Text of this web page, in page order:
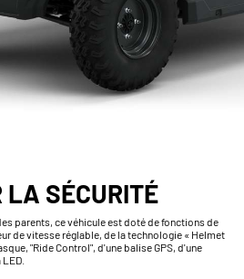
LA SÉCURITÉ
parents, ce véhicule est doté de fonctions de
de vitesse réglable, de la technologie « Helmet
"Ride Control", d'une balise GPS, d'une